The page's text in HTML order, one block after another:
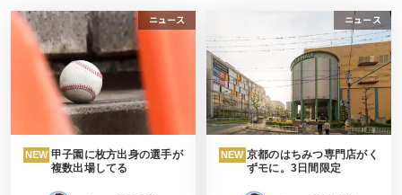
ニュース
NEW 甲子園に枚方出身の選手が
複数出場してる
ニュース
NEW 京都のはちみつ専門店がく
ずモに。3日間限定